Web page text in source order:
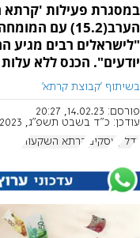
במסגרת פעילות 'קרתא
הערב(15.2) עם
"לישראלים רבים מגיע
יודעים". הכנס ללא עלות
בשיתוף 'קבוצת קרתא'
פורסם: 14.02.23, 20:27
עודכן: כ"ד בשבט תשפ"ג, 15.2.2023, 16:20:00
נדל"ן
עסקים קרתא השקעות